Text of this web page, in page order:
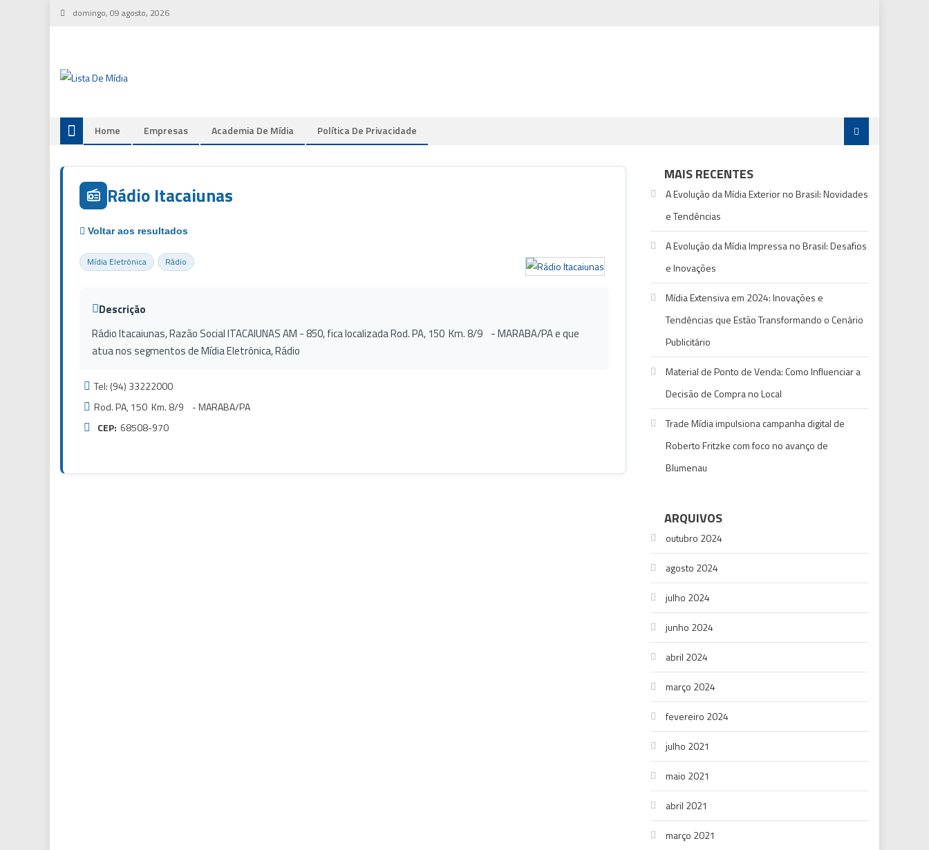
Skip
domingo, 09 agosto, 2026
Home Empresas Academia De Mídia Política De Privacidade
Rádio Itacaiunas
Mídia Eletrônica Rádio
Descrição
Rádio Itacaiunas, Razão Social ITACAIUNAS AM - 850, fica localizada Rod. PA, 150 Km. 8/9 - MARABA/PA e que
atua nos segmentos de Mídia Eletrônica, Rádio
Tel: (94) 33222000
Rod. PA, 150 Km. 8/9 - MARABA/PA
CEP: 68508-970
MAIS RECENTES
A Evolução da Mídia Exterior no Brasil: Novidades
e Tendências
A Evolução da Mídia Impressa no Brasil: Desafios
e Inovações
Mídia Extensiva em 2024: Inovações e
Tendências que Estão Transformando o Cenário
Publicitário
Material de Ponto de Venda: Como Influenciar a
Decisão de Compra no Local
Trade Mídia impulsiona campanha digital de
Roberto Fritzke com foco no avanço de
Blumenau
ARQUIVOS
outubro 2024
agosto 2024
julho 2024
junho 2024
abril 2024
março 2024
fevereiro 2024
julho 2021
maio 2021
abril 2021
março 2021